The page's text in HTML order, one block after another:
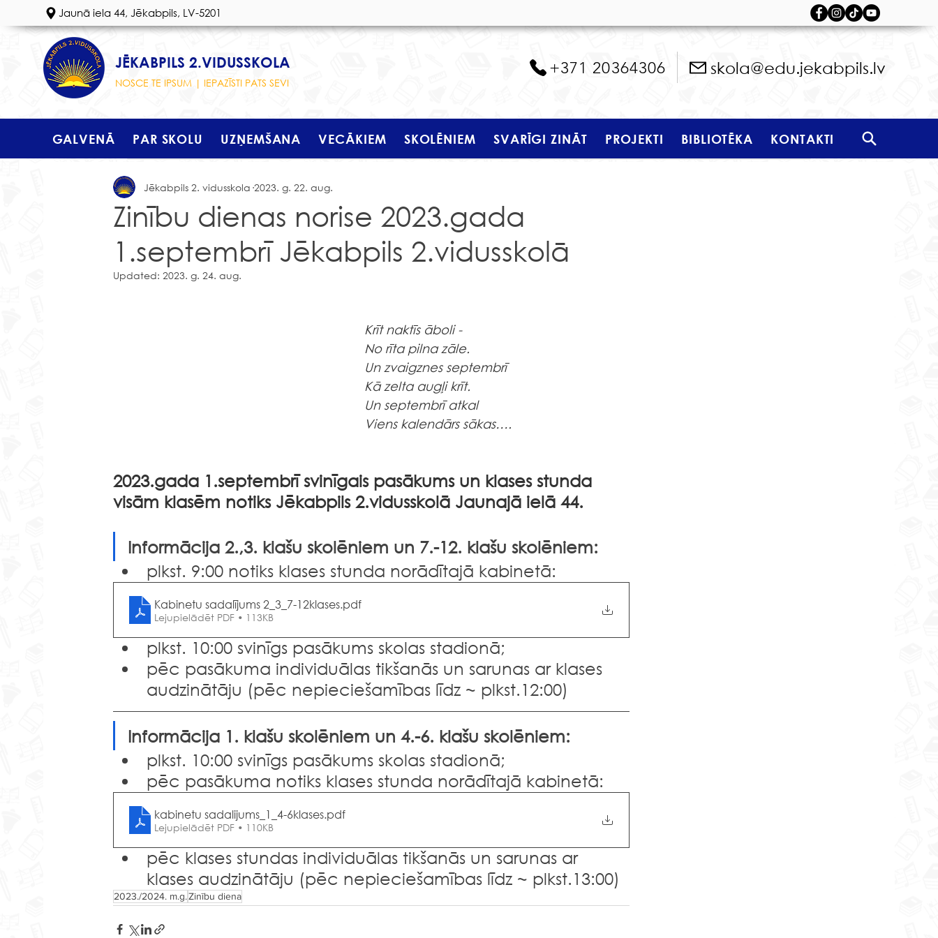
Jaunā iela 44, Jēkabpils, LV-5201
JĒKABPILS 2.VIDUSSKOLA
NOSCE TE IPSUM | IEPAZĪSTI PATS SEVI
+371 20364306 skola@edu.jekabpils.lv
GALVENĀ PAR SKOLU UZŅEMŠANA VECĀKIEM SKOLĒNIEM SVARĪGI ZINĀT PROJEKTI BIBLIOTĒKA KONTAKTI
Zinību dienas norise 2023.gada
1.septembrī Jēkabpils 2.vidusskolā
Jēkabpils 2. vidusskola 2023. g. 22. aug.
Updated: 2023. g. 24. aug.
Krīt naktīs āboli -
No rīta pilna zāle.
Un zvaigznes septembrī
Kā zelta augļi krīt.
Un septembrī atkal
Viens kalendārs sākas….
2023.gada 1.septembrī svinīgais pasākums un klases stunda
visām klasēm notiks Jēkabpils 2.vidusskolā Jaunajā ielā 44.
Informācija 2.,3. klašu skolēniem un 7.-12. klašu skolēniem:
plkst. 9:00 notiks klases stunda norādītajā kabinetā:
Kabinetu sadalījums 2_3_7-12klases.pdf
Lejupielādēt PDF • 113KB
plkst. 10:00 svinīgs pasākums skolas stadionā;
pēc pasākuma individuālas tikšanās un sarunas ar klases
audzinātāju (pēc nepieciešamības līdz ~ plkst.12:00)
Informācija 1. klašu skolēniem un 4.-6. klašu skolēniem:
plkst. 10:00 svinīgs pasākums skolas stadionā;
pēc pasākuma notiks klases stunda norādītajā kabinetā:
kabinetu sadalijums_1_4-6klases.pdf
Lejupielādēt PDF • 110KB
pēc klases stundas individuālas tikšanās un sarunas ar
klases audzinātāju (pēc nepieciešamības līdz ~ plkst.13:00)
2023./2024. m.g.Zinību diena